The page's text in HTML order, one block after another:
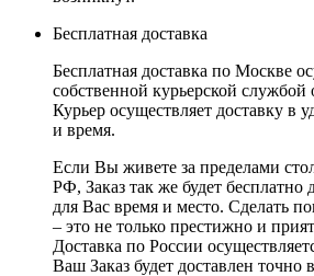
Бесплатная доставка
Бесплатная доставка по Москве
собственной курьерской службой
Курьер осуществляет доставку в
и время.
Если Вы живете за пределами
РФ, Заказ так же будет бесплатно
для Вас время и место. Сделать
– это не только престижно и
Доставка по России
Ваш Заказ будет доставлен точно